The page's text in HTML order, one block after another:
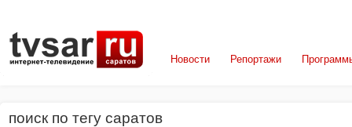
Новости Репортажи
поиск по тегу саратов